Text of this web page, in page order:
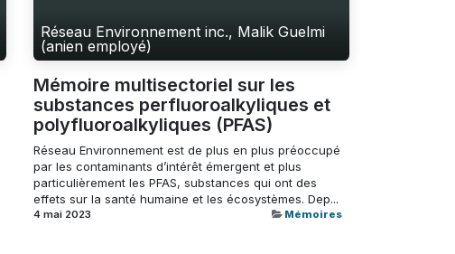
Réseau Environnement inc., Malik Guelmi
(anien employé)
Mémoire multisectoriel sur les
substances perfluoroalkyliques et
polyfluoroalkyliques (PFAS)
Réseau Environnement est de plus en plus préoccupé
par les contaminants d’intérêt émergent et plus
particulièrement les PFAS, substances qui ont des
effets sur la santé humaine et les écosystèmes. Dep...
4 mai 2023 Mémoires